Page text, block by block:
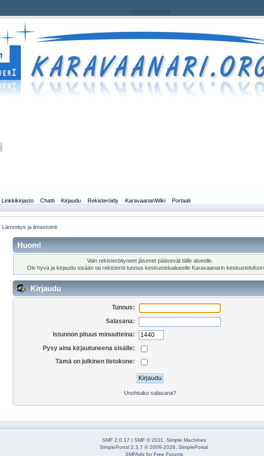
rekisteriseloste
Linkkikirjasto Chatti Kirjaudu Rekisteröidy KaravaanariWiki Portaali
Lämmitys ja ilmastointi
Huom!
Vain rekisteröityneet jäsenet pääsevät tälle alueelle.
Ole hyvä ja kirjaudu sisään tai rekisteröi tunnus keskustelualueelle Karavaanarin
Kirjaudu
Tunnus:
Salasana:
Istunnon pituus minuutteina:
Pysy aina kirjautuneena sisälle:
Tämä on julkinen tietokone:
Unohtuiko salasana?
SMF 2.0.17 | SMF © 2011
Simple Machines
SimplePortal 2.3.7 © 2008-2026, SimplePortal
SMFAdsforFree Forums